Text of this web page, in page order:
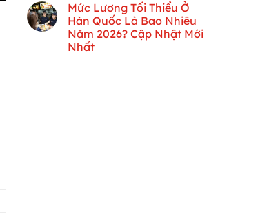
Mức Lương Tối Thiểu Ở
Hàn Quốc Là Bao Nhiêu
Năm 2026? Cập Nhật Mới
Nhất